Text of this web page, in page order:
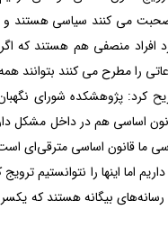
می کنند سیاسی هستند و
افراد منصفی هم هستند که
را مطرح می کنند بتوانند
کرد: پژوهشکده شورای
اساسی هم در داخل مشکل
ما قانون اساسی مترقی‌ای
داریم اما اینها را
رسانه‌های بیگانه هستند که